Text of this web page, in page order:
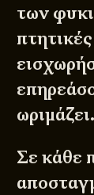
των
ωριμάζει.
Σε κάθε